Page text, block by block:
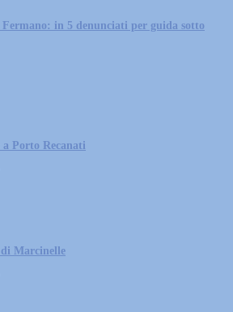
in 5 denunciati per guida sotto
Porto Recanati
Marcinelle